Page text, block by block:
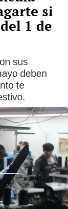
si
1 de
sus
deben
te